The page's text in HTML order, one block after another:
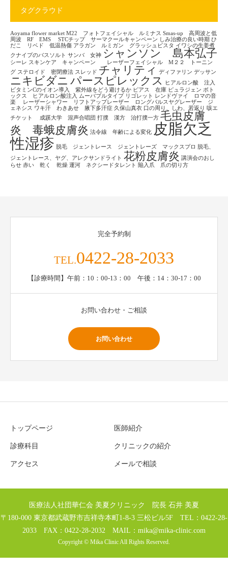
タグクラウド
Aoyama flower market M22 フォトフェイシャル ルミナス Smas-up 高周波と低
周波 RF EMS
STCチップ サーマクールキャンペーン しみ治療の良い時期 ひ
だこ リベド 低温熱傷 アラガン ルミガン グラッシュビスタ イワシの生姜煮
クナイプのバスソルト サンバ 女神 シャンソン 島本弘子
シーレ スキンケア キャンペーン レーザーフェイシャル M２２ トーニン
グ ステロイド 密閉療法 スレッド チャリティ ディファリン デッサン
ニキビダニ パースピレックス
ヒアルロン酸 注入
ビタミンCのイオン導入 紫外線をどう避けるか ピアス 在庫 ピュラジェン ボト
ックス ヒアルロン酸注入
ムーバブルタイプ リゴレット レンドヴァイ ロマの音
楽
レーザーシャワー リフトアップレーザー ロングパルスヤグレーザー ジ
ェネシス ワキ汗 わきあせ 腋下多汗症 久保山真衣 口の周り、しわ、若返り 咳エ
チケット
成蹊大学 混声合唱団 打撲 漢方 治打撲一方 毛虫皮膚
炎 毒蛾皮膚炎 法令線 年齢による変化
皮脂欠乏
性湿疹 脱毛 ジェントレース ジェントレーズ マックスプロ
脱毛、
ジェントレース、ヤグ、アレクサンドライト 花粉皮膚炎 講演会のおし
らせ 赤い 乾く 乾燥 運河 ネクシードタレント 陥入爪 爪の切り方
完全予約制
TEL.0422-28-2033
【診療時間】午前：10：00-13：00 午後：14：30-17：00
お問い合わせ・ご相談
お問い合わせ
トップページ 医師紹介
診療科目 クリニックの紹介
アクセス メールで相談
医療法人社団華仁会 美夏クリニック 院長 石井 美夏
〒180-000 東京都武蔵野市吉祥寺本町1-8-3 三松ビル5F TEL：0422-28-
2033 FAX：0422-28-2032 MAIL： mika@mika-clinic.com
Copyright © Mika Clinic All Rights Reserved.